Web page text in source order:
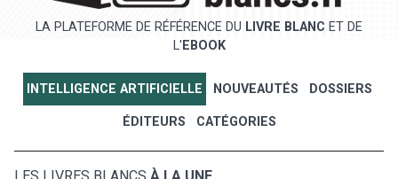
LA PLATEFORME DE RÉFÉRENCE DU LIVRE BLANC ET DE
L' EBOOK
INTELLIGENCE ARTIFICIELLE NOUVEAUTÉS DOSSIERS
ÉDITEURS CATÉGORIES